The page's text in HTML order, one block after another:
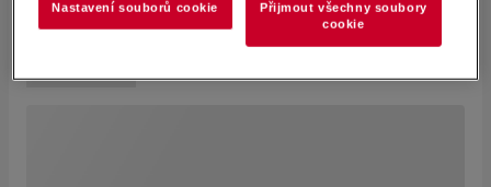
Nastavení souborů cookie
Přijmout všechny soubory
cookie